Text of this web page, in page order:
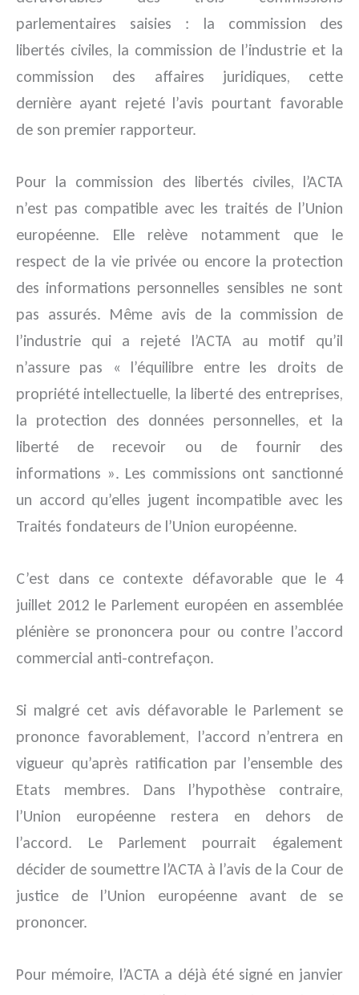
parlementaires saisies : la commission des
libertés civiles, la commission de l’industrie et la
commission des affaires juridiques, cette
dernière ayant rejeté l’avis pourtant favorable
de son premier rapporteur.
Pour la commission des libertés civiles, l’ACTA
n’est pas compatible avec les traités de l’Union
européenne. Elle relève notamment que le
respect de la vie privée ou encore la protection
des informations personnelles sensibles ne sont
pas assurés. Même avis de la commission de
l’industrie qui a rejeté l’ACTA au motif qu’il
n’assure pas « l’équilibre entre les droits de
propriété intellectuelle, la liberté des entreprises,
la protection des données personnelles, et la
liberté de recevoir ou de fournir des
informations ». Les commissions ont sanctionné
un accord qu’elles jugent incompatible avec les
Traités fondateurs de l’Union européenne.
C’est dans ce contexte défavorable que le 4
juillet 2012 le Parlement européen en assemblée
plénière se prononcera pour ou contre l’accord
commercial anti-contrefaçon.
Si malgré cet avis défavorable le Parlement se
prononce favorablement, l’accord n’entrera en
vigueur qu’après ratification par l’ensemble des
Etats membres. Dans l’hypothèse contraire,
l’Union européenne restera en dehors de
l’accord. Le Parlement pourrait également
décider de soumettre l’ACTA à l’avis de la Cour de
justice de l’Union européenne avant de se
prononcer.
Pour mémoire, l’ACTA a déjà été signé en janvier